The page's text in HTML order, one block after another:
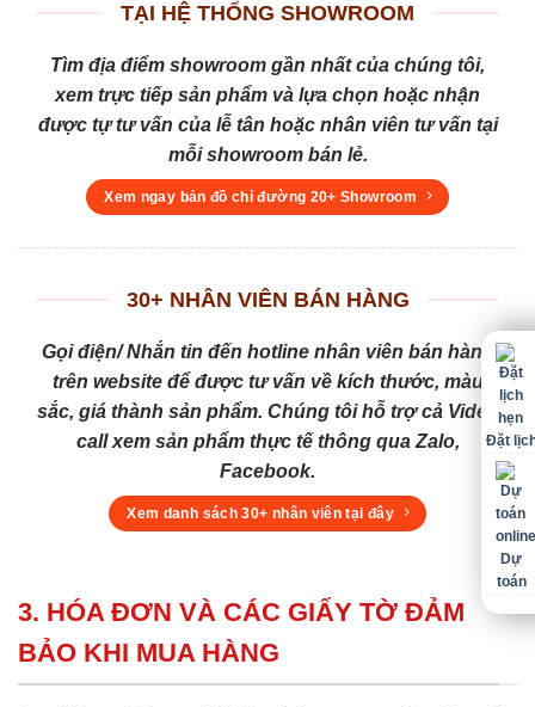
TẠI HỆ THỐNG SHOWROOM
Tìm địa điểm showroom gần nhất của chúng tôi,
xem trực tiếp sản phẩm và lựa chọn hoặc nhận
được tự tư vấn của lễ tân hoặc nhân viên tư vấn tại
mỗi showroom bán lẻ.
Xem ngay bản đồ chỉ đường 20+ Showroom
30+ NHÂN VIÊN BÁN HÀNG
Gọi điện/ Nhắn tin đến hotline nhân viên bán hàng
trên website để được tư vấn về kích thước, màu
sắc, giá thành sản phẩm. Chúng tôi hỗ trợ cả Video
call xem sản phẩm thực tế thông qua Zalo,
Facebook.
Xem danh sách 30+ nhân viên tại đây
3. HÓA ĐƠN VÀ CÁC GIẤY TỜ ĐẢM
BẢO KHI MUA HÀNG
Đặt
Dự
toán